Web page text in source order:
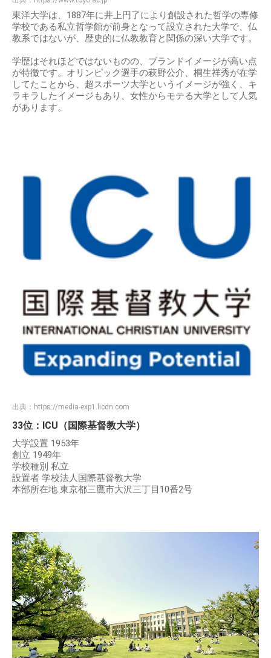
東洋大学は、1887年に井上円了により創設された哲学の専修
学校である私立哲学館が前身となって設立された大学で、仏
教系ではないが、歴史的に仏教教育と関係の深い大学です。
学歴はそれほどではないものの、ブランドイメージが高い点
が特徴です。オリンピック選手の萩野公介、桐生祥秀が在学
してたことから、超スポーツ大学というイメージが強く、キ
ラキラしたイメージもあり、女性からモテる大学として人気
があります。
出典： https://media-exp1.licdn.com
33位：ICU（国際基督教大学）
大学設置 1953年
創立 1949年
学校種別 私立
設置者 学校法人国際基督教大学
本部所在地 東京都三鷹市大沢三丁目10番2号